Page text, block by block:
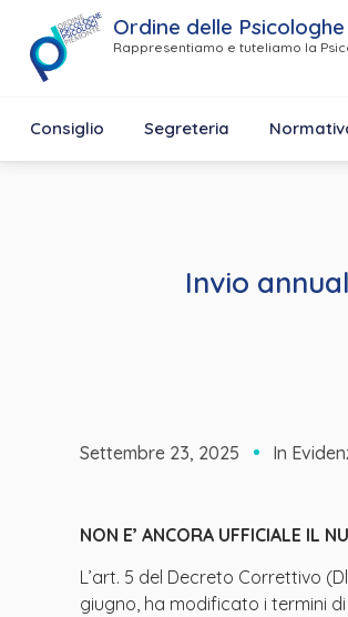
Ordine delle
Rappresentiamo e tuteliamo la
Consiglio Segreteria
Invio
Settembre 23, 2025 In
NON E’ ANCORA UFFICIALE IL
L’art. 5 del Decreto Correttivo
giugno, ha modificato i termini